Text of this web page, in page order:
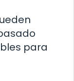
para